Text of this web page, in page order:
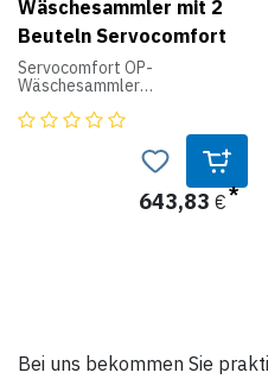
Wäschesammler mit 2
Beuteln Servocomfort
Servocomfort OP-
Wäschesammler
Edelstahl, rostfrei, auf
fahrbarem Gestell mit 4 Rollen
(2 Stück fixierbar), mit 2
abnehmbaren, waschbaren
643,83 €
Bei uns bekommen Sie